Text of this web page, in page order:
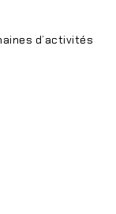
d’activités